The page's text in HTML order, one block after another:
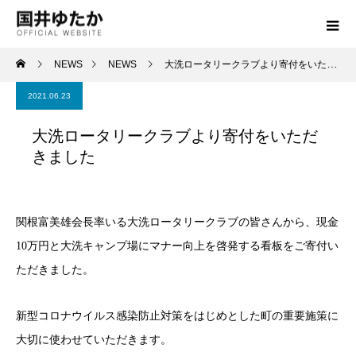
NEWS NEWS 大洗ロータリークラブより寄付をいただきました
2021.06.23
大洗ロータリークラブより寄付をいただ
きました
関根富美雄会長率いる大洗ロータリークラブの皆さんから、現金
10万円と大洗キャンプ場にマナー向上を啓発する看板をご寄付い
ただきました。
新型コロナウイルス感染防止対策をはじめとした町の重要施策に
大切に使わせていただきます。